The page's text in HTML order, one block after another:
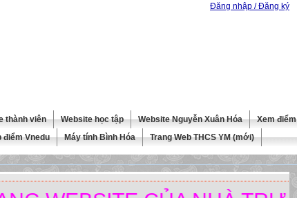
Đăng nhập / Đăng ký
thành viên Website học tập Website Nguyễn Xuân Hóa
Xem điểm
điểm Vnedu Máy tính Bình Hóa
Trang Web THCS YM (mới)